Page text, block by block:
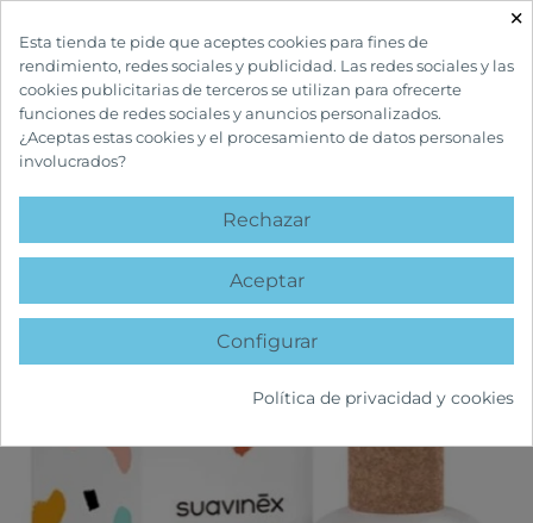
INICIO INFANTIL Y MATERNIDAD
favorite
×
Esta tienda te pide que aceptes cookies para fines de
rendimiento, redes sociales y publicidad. Las redes sociales y las
cookies publicitarias de terceros se utilizan para ofrecerte
funciones de redes sociales y anuncios personalizados.
¿Aceptas estas cookies y el procesamiento de datos personales
involucrados?
Rechazar
Aceptar
Configurar
Política de privacidad y cookies